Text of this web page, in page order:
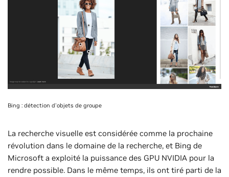
Bing : détection d'objets de groupe
La recherche visuelle est considérée comme la prochaine
révolution dans le domaine de la recherche, et Bing de
Microsoft a exploité la puissance des GPU NVIDIA pour la
rendre possible. Dans le même temps, ils ont tiré parti de la